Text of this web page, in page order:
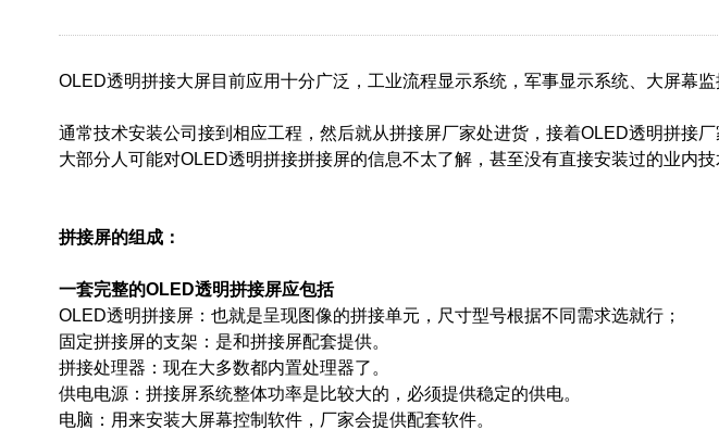
OLED透明拼接大屏目前应用十分广泛，工业流程显示系统，军事显示系统、大屏幕监
通常技术安装公司接到相应工程，然后就从拼接屏厂家处进货，接着OLED透明拼接厂
大部分人可能对OLED透明拼接拼接屏的信息不太了解，甚至没有直接安装过的业内技
拼接屏的组成：
一套完整的OLED透明拼接屏应包括
OLED透明拼接屏：也就是呈现图像的拼接单元，尺寸型号根据不同需求选就行；
固定拼接屏的支架：是和拼接屏配套提供。
拼接处理器：现在大多数都内置处理器了。
供电电源：拼接屏系统整体功率是比较大的，必须提供稳定的供电。
电脑：用来安装大屏幕控制软件，厂家会提供配套软件。